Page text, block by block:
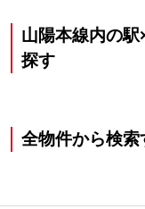
山陽本線内の
探す
全物件から検索